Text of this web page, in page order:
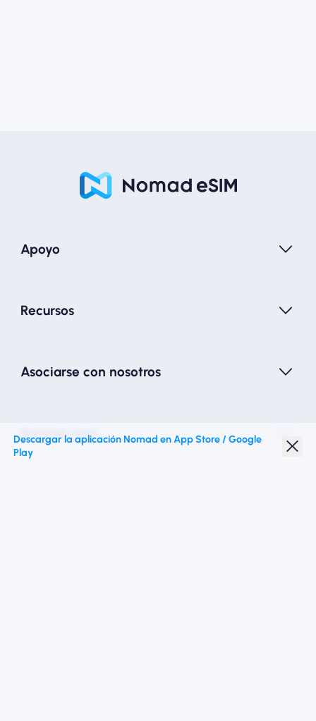
Apoyo
Recursos
Asociarse con nosotros
Nomad esim
Descargar la aplicación Nomad en App Store / Google
Play